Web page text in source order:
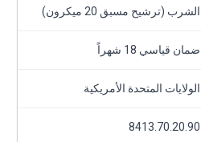
الشرب (ترشيح مسبق 20 ميكرون)
ضمان قياسي 18 شهراً
الولايات المتحدة الأمريكية
8413.70.20.90